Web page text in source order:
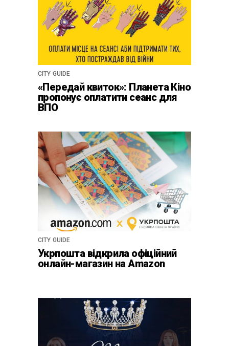
CITY GUIDE
«Передай квиток»: Планета Кіно
пропонує оплатити сеанс для
ВПО
CITY GUIDE
Укрпошта відкрила офіційний
онлайн-магазин на Amazon